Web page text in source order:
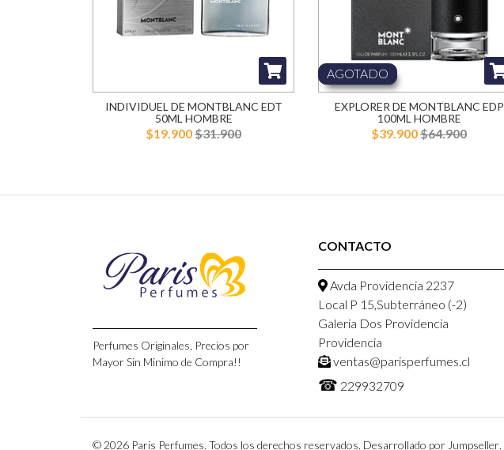
INDIVIDUEL DE MONTBLANC EDT
50ML HOMBRE
$19.900$31.900
AGOTADO
EXPLORER DE MONTBLANC EDP
100ML HOMBRE
$39.900$64.900
Perfumes Originales, Precios por
Mayor Sin Minimo de Compra!!
CONTACTO
Avda Providencia 2237
Local P 15,Subterráneo (-2)
Galeria Dos Providencia
Providencia
ventas@parisperfumes.cl
☎ 229932709
© 2026 Paris Perfumes. Todos los derechos reservados. Desarrollado por Jumpseller.